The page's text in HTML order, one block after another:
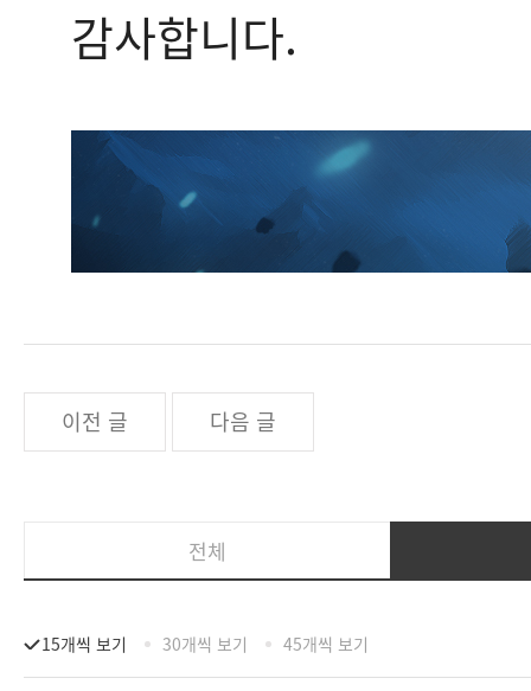
감사합니다.
이전 글 다음 글
전체
15개씩 보기 30개씩 보기 45개씩 보기